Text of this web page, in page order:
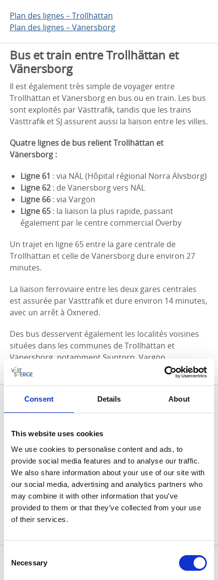
Consent Details About
This website uses cookies
We use cookies to personalise content and ads, to
provide social media features and to analyse our traffic.
We also share information about your use of our site with
our social media, advertising and analytics partners who
may combine it with other information that you’ve
provided to them or that they’ve collected from your use
of their services.
Selection
Necessary
Plan des lignes – Trollhättan
Plan des lignes – Vänersborg
Bus et train entre Trollhättan et
Vänersborg
Il est également très simple de voyager entre
Trollhättan et Vänersborg en bus ou en train. Les bus
sont exploités par Västtrafik, tandis que les trains
Västtrafik et SJ assurent aussi la liaison entre les villes.
Quatre lignes de bus relient Trollhättan et
Vänersborg :
Ligne 61 : via NÄL (Hôpital régional Norra Älvsborg)
Ligne 62 : de Vänersborg vers NÄL
Ligne 66 : via Vargön
Ligne 65 : la liaison la plus rapide, passant
également par le centre commercial Överby
Un trajet en ligne 65 entre la gare centrale de
Trollhättan et celle de Vänersborg dure environ 27
minutes.
La liaison ferroviaire entre les deux gares centrales
est assurée par Västtrafik et dure environ 14 minutes,
avec un arrêt à Öxnered.
Des bus desservent également les localités voisines
situées dans les communes de Trollhättan et
Vänersborg, notamment Sjuntorp, Vargön,
Frändefors, Brålanda et Öxnered.
Bus vers le centre commercial
Överby
commercial régional Överby en prenant la ligne 65
depuis Trollhättan ou Vänersborg.
Depuis Trollhättan Resecentrum : environ 12
minutes
Depuis Vänersborg Resecentrum : environ 11
minutes
Vélo dans les bus et trains